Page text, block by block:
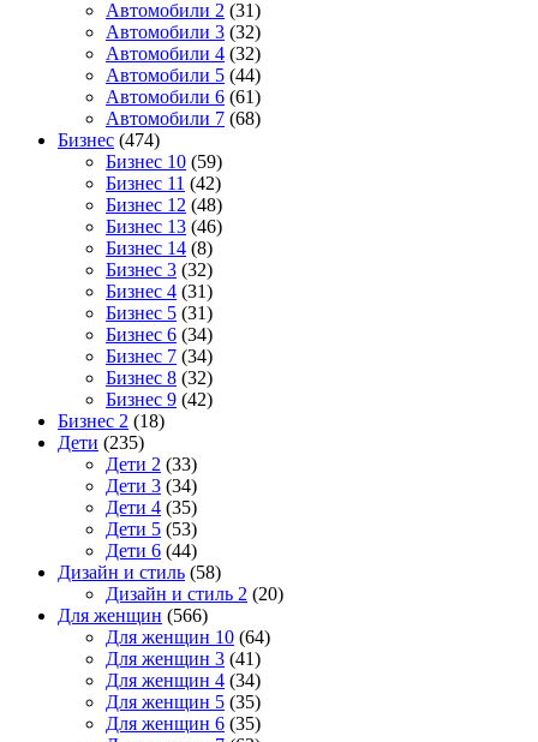
Автомобили 2 (31)
Автомобили 3 (32)
Автомобили 4 (32)
Автомобили 5 (44)
Автомобили 6 (61)
Автомобили 7 (68)
Бизнес (474)
Бизнес 10 (59)
Бизнес 11 (42)
Бизнес 12 (48)
Бизнес 13 (46)
Бизнес 14 (8)
Бизнес 3 (32)
Бизнес 4 (31)
Бизнес 5 (31)
Бизнес 6 (34)
Бизнес 7 (34)
Бизнес 8 (32)
Бизнес 9 (42)
Бизнес 2 (18)
Дети (235)
Дети 2 (33)
Дети 3 (34)
Дети 4 (35)
Дети 5 (53)
Дети 6 (44)
Дизайн и стиль (58)
Дизайн и стиль 2 (20)
Для женщин (566)
Для женщин 10 (64)
Для женщин 3 (41)
Для женщин 4 (34)
Для женщин 5 (35)
Для женщин 6 (35)